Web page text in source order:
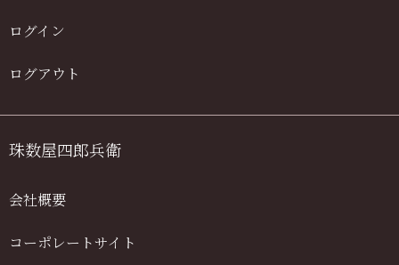
ログイン
ログアウト
珠数屋四郎兵衛
会社概要
コーポレートサイト